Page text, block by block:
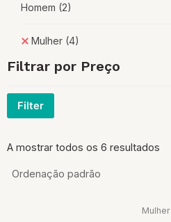
Homem (2)
Mulher (4)
Filtrar por Preço
Filter
A mostrar todos os 6 resultados
Mulher